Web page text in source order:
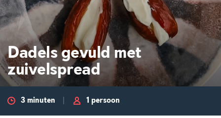
Dadels gevuld met
zuivelspread
3 minuten 1 persoon